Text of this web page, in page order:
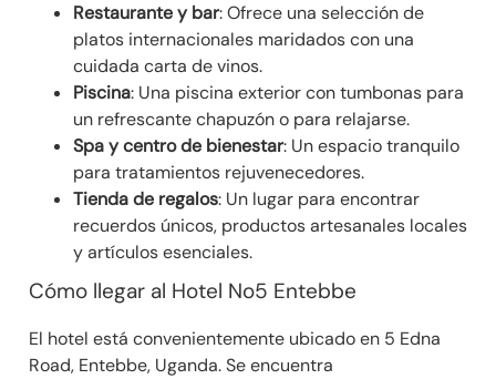
Restaurante y bar: Ofrece una selección de
platos internacionales maridados con una
cuidada carta de vinos.
Piscina: Una piscina exterior con tumbonas para
un refrescante chapuzón o para relajarse.
Spa y centro de bienestar: Un espacio tranquilo
para tratamientos rejuvenecedores.
Tienda de regalos: Un lugar para encontrar
recuerdos únicos, productos artesanales locales
y artículos esenciales.
Cómo llegar al Hotel No5 Entebbe
El hotel está convenientemente ubicado en 5 Edna
Road, Entebbe, Uganda. Se encuentra